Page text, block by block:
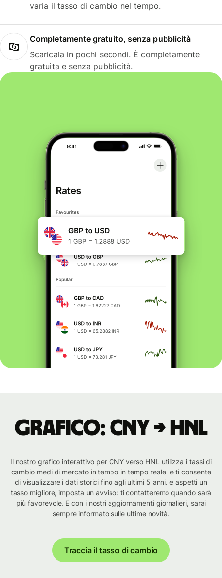
varia il tasso di cambio nel tempo.
Completamente gratuito, senza pubblicità
Scaricala in pochi secondi. È completamente
gratuita e senza pubblicità.
Grafico: CNY → HNL
Il nostro grafico interattivo per CNY verso HNL utilizza i tassi di
cambio medi di mercato in tempo in tempo reale, e ti consente
di visualizzare i dati storici fino agli ultimi 5 anni. e aspetti un
tasso migliore, imposta un avviso: ti contatteremo quando sarà
più favorevole. E con i nostri aggiornamenti giornalieri, sarai
sempre informato sulle ultime novità.
Traccia il tasso di cambio